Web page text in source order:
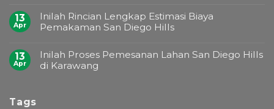
13
Apr
Inilah Rincian Lengkap Estimasi Biaya
Pemakaman San Diego Hills
13
Apr
Inilah Proses Pemesanan Lahan San Diego Hills
di Karawang
Tags